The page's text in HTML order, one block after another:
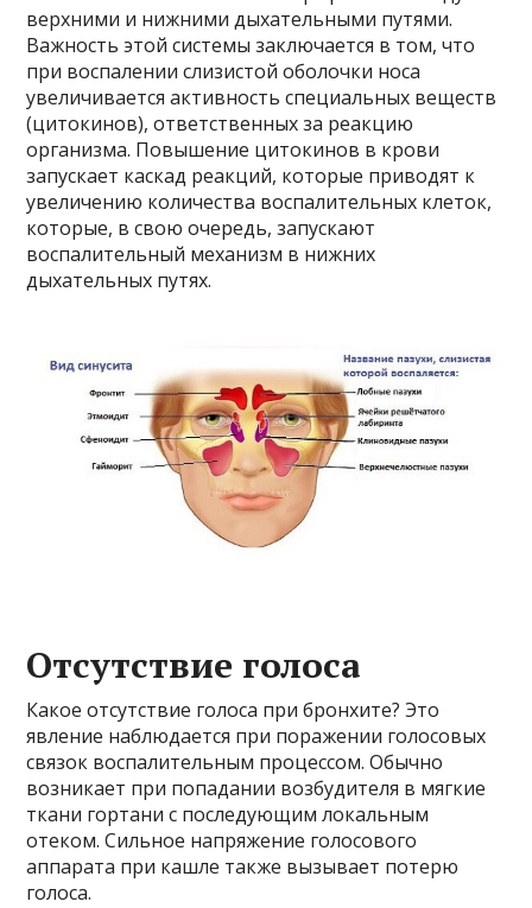
верхними и нижними дыхательными путями.
Важность этой системы заключается в том, что
при воспалении слизистой оболочки носа
увеличивается активность специальных веществ
(цитокинов), ответственных за реакцию
организма. Повышение цитокинов в крови
запускает каскад реакций, которые приводят к
увеличению количества воспалительных клеток,
которые, в свою очередь, запускают
воспалительный механизм в нижних
дыхательных путях.
Отсутствие голоса
Какое отсутствие голоса при бронхите? Это
явление наблюдается при поражении голосовых
связок воспалительным процессом. Обычно
возникает при попадании возбудителя в мягкие
ткани гортани с последующим локальным
отеком. Сильное напряжение голосового
аппарата при кашле также вызывает потерю
голоса.